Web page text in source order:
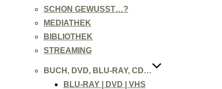
SCHON GEWUSST…?
MEDIATHEK
BIBLIOTHEK
STREAMING
BUCH, DVD, BLU-RAY, CD…
BLU-RAY | DVD | VHS